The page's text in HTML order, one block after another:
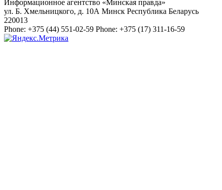
Информационное агентство «Минская правда»
ул. Б. Хмельницкого, д. 10А Минск Республика Беларусь
220013
Phone: +375 (44) 551-02-59 Phone: +375 (17) 311-16-59